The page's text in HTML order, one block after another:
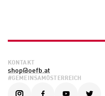
KONTAKT
shop@oefb.at
#GEMEINSAMÖSTERREICH